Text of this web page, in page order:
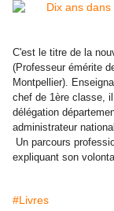
C'est le titre de la
(Professeur émérite
Montpellier).
chef de 1ère classe,
délégation
administrateur
Un parcours
expliquant son
#Livres